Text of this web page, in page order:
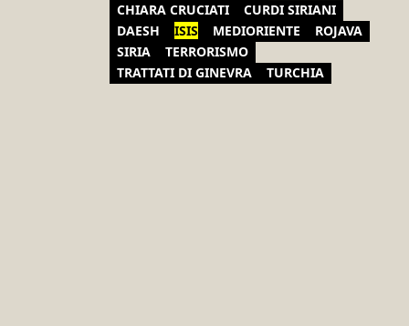
CHIARA CRUCIATI
CURDI SIRIANI
DAESH
ISIS MEDIORIENTE
ROJAVA
SIRIA
TERRORISMO
TRATTATI DI GINEVRA
TURCHIA